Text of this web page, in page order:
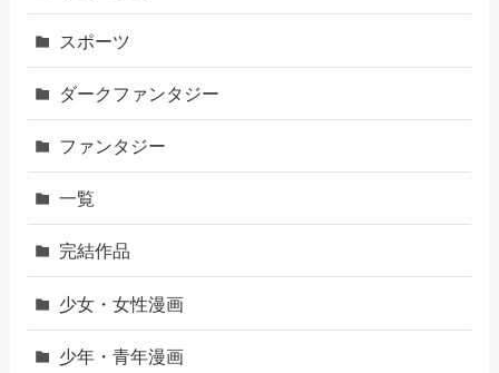
スポーツ
ダークファンタジー
ファンタジー
一覧
完結作品
少女・女性漫画
少年・青年漫画